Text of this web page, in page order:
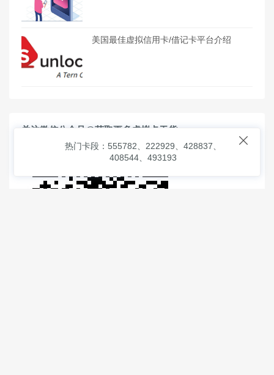
美国最佳虚拟信用卡/借记卡平台介绍
关注微信公众号@获取更多虚拟卡干货

热门卡段：555782、222929、428837、
408544、493193